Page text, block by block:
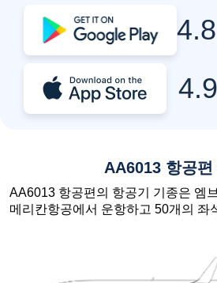
4.8
4.9
AA6013 항공편
AA6013 항공편의 항공기 기종은 엠
메리칸항공에서 운항하고 50개의 좌